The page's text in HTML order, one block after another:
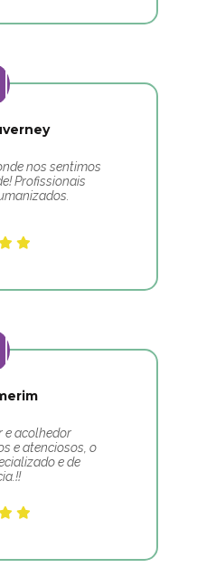
nos sentimos
Profissionais
e acolhedor
e atenciosos, o
e de